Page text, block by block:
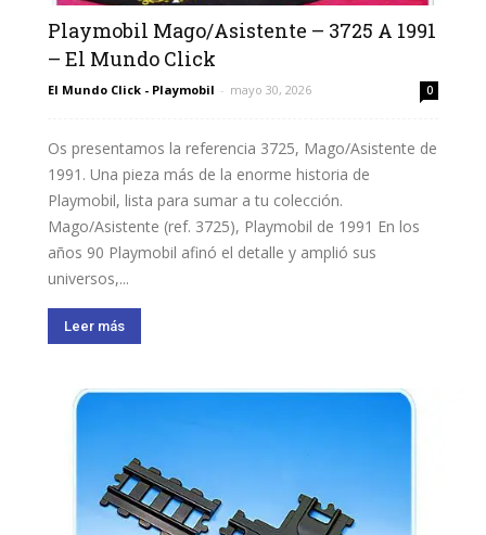
Playmobil Mago/Asistente – 3725 A 1991
– El Mundo Click
El Mundo Click - Playmobil - mayo 30, 2026 0
Os presentamos la referencia 3725, Mago/Asistente de
1991. Una pieza más de la enorme historia de
Playmobil, lista para sumar a tu colección.
Mago/Asistente (ref. 3725), Playmobil de 1991 En los
años 90 Playmobil afinó el detalle y amplió sus
universos,...
Leer más